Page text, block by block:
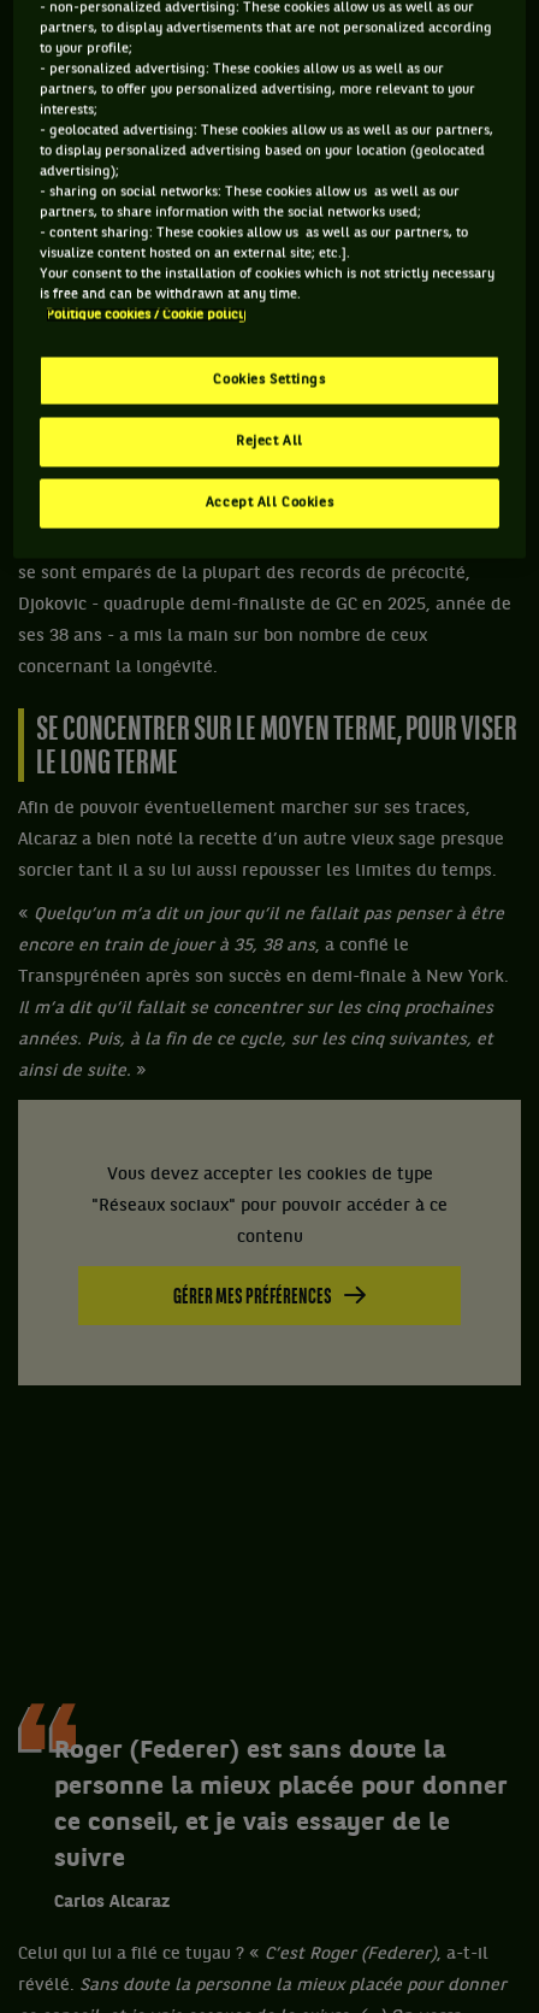
Björn Borg : 22 ans et 32 jours
Carlos Alcaraz : 22 ans et 125 jours
Rafael Nadal : 22 ans et 243 jours
Mats Wilander : 23 ans et 287 jours
Pete Sampras : 23 ans et 332 jours
Pour consulter le contenu lié, rendez-vous sur X (ex Twitter)
via ce
lien .
ÊTRE PRÉCOCE, ET SAVOIR DURER
, lui, a dû patienter jusqu’à ses 25
printemps pour atteindre cette barre. Mais pas de quoi
l’empêcher de devenir l’homme le plus titré de l’histoire en
Majeurs.
Pour monter sur le trône, le Serbe, au-delà de courir vite ou
se sont emparés de la plupart des records de précocité,
Djokovic - quadruple demi-finaliste de GC en 2025, année de
ses 38 ans - a mis la main sur bon nombre de ceux
concernant la longévité.
SE CONCENTRER SUR LE MOYEN TERME, POUR VISER
LE LONG TERME
Afin de pouvoir éventuellement marcher sur ses traces,
Alcaraz a bien noté la recette d’un autre vieux sage presque
sorcier tant il a su lui aussi repousser les limites du temps.
« Quelqu’un m’a dit un jour qu’il ne fallait pas penser à être
encore en train de jouer à 35, 38 ans, a confié le
Transpyrénéen après son succès en demi-finale à New York.
Il m’a dit qu’il fallait se concentrer sur les cinq prochaines
années. Puis, à la fin de ce cycle, sur les cinq suivantes, et
ainsi de suite. »
Vous devez accepter les cookies de type
"Réseaux sociaux" pour pouvoir accéder à ce
contenu
GÉRER MES PRÉFÉRENCES
Roger (Federer) est sans doute la
personne la mieux placée pour donner
ce conseil, et je vais essayer de le
suivre
Carlos Alcaraz
Celui qui lui a filé ce tuyau ? « C’est Roger (Federer), a-t-il
révélé. Sans doute la personne la mieux placée pour donner
- non-personalized advertising: These cookies allow us as well as our
partners, to display advertisements that are not personalized according
to your profile;
- personalized advertising: These cookies allow us as well as our
partners, to offer you personalized advertising, more relevant to your
interests;
- geolocated advertising: These cookies allow us as well as our partners,
to display personalized advertising based on your location (geolocated
advertising);
- sharing on social networks: These cookies allow us as well as our
partners, to share information with the social networks used;
- content sharing: These cookies allow us as well as our partners, to
visualize content hosted on an external site; etc.].
Your consent to the installation of cookies which is not strictly necessary
is free and can be withdrawn at any time.
Politique cookies / Cookie policy
Cookies Settings
Reject All
Accept All Cookies